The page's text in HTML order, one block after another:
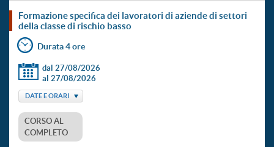
formazione specifica dei lavoratori di aziende di settori
della classe di rischio basso
Durata 4 ore
dal 27/08/2026
al 27/08/2026
DATE E ORARI
CORSO AL
COMPLETO